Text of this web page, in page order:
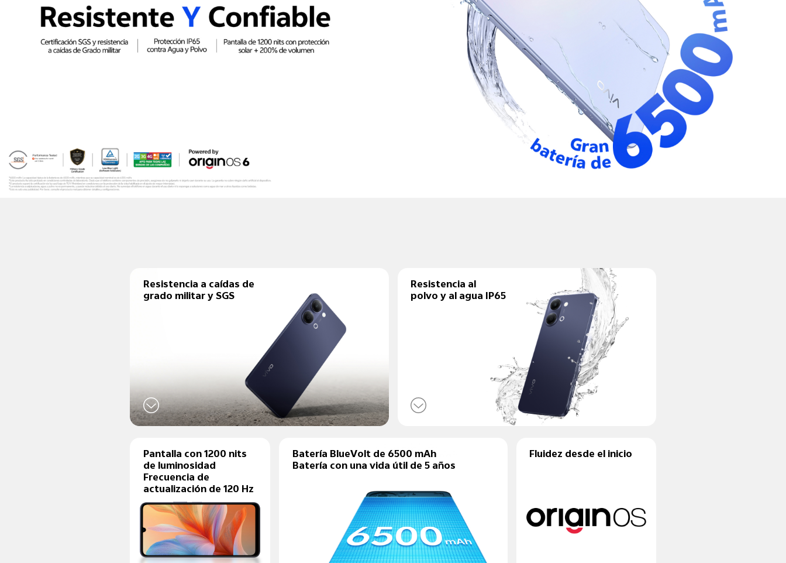
Resistencia a caídas de
grado militar y SGS
Resistencia al
polvo y al agua IP65
Pantalla con 1200 nits
de luminosidad
Frecuencia de
actualización de 120 Hz
Batería BlueVolt de 6500 mAh
Batería con una vida útil de 5 años
Fluidez desde el inicio